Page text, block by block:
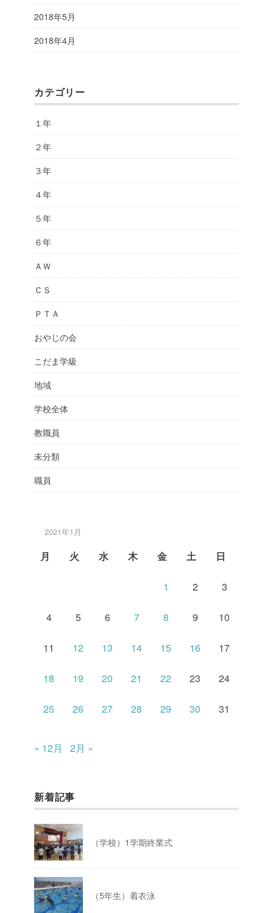
2018年5月
2018年4月
カテゴリー
１年
２年
３年
４年
５年
６年
ＡＷ
ＣＳ
ＰＴＡ
おやじの会
こだま学級
地域
学校全体
教職員
未分類
職員
2021年1月
月 火 水 木 金 土 日
1 2 3
4 5 6 7 8 9 10
11 12 13 14 15 16 17
18 19 20 21 22 23 24
25 26 27 28 29 30 31
« 12月 2月 »
新着記事
（学校）1学期終業式
（5年生）着衣泳